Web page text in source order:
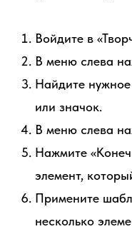
Войдите в
В меню слева
Найдите
или значок.
В меню слева
Нажмите
элемент,
Примените
несколько